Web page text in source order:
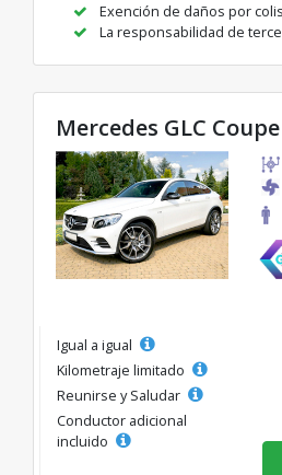
Exención de daños por
La responsabilidad de
Mercedes GLC Coupe
Igual a igual
Kilometraje limitado
Reunirse y Saludar
Conductor adicional
incluido